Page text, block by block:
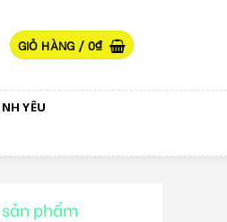
GIỎ HÀNG / 0₫
YÊU
phẩm